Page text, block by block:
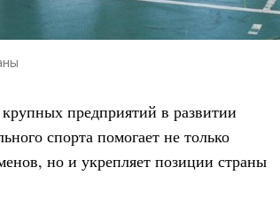
предприятий в развитии
спорта помогает не только
но и укрепляет позиции страны